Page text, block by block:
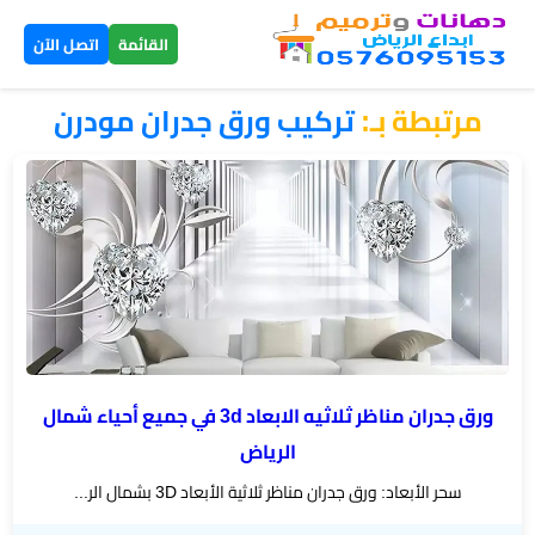
القائمة اتصل الآن ×
الرئيسية
دهانات
خارجية
الرياض
مرتبطة بـ:​تركيب ورق جدران مودرن
ورق جدران مناظر ثلاثيه الابعاد 3d في جميع أحياء شمال
الرياض
سحر الأبعاد: ورق جدران مناظر ثلاثية الأبعاد 3D بشمال الر...